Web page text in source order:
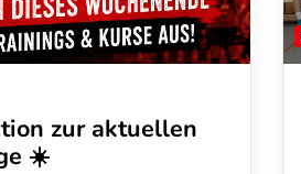
zur aktuellen
☀️